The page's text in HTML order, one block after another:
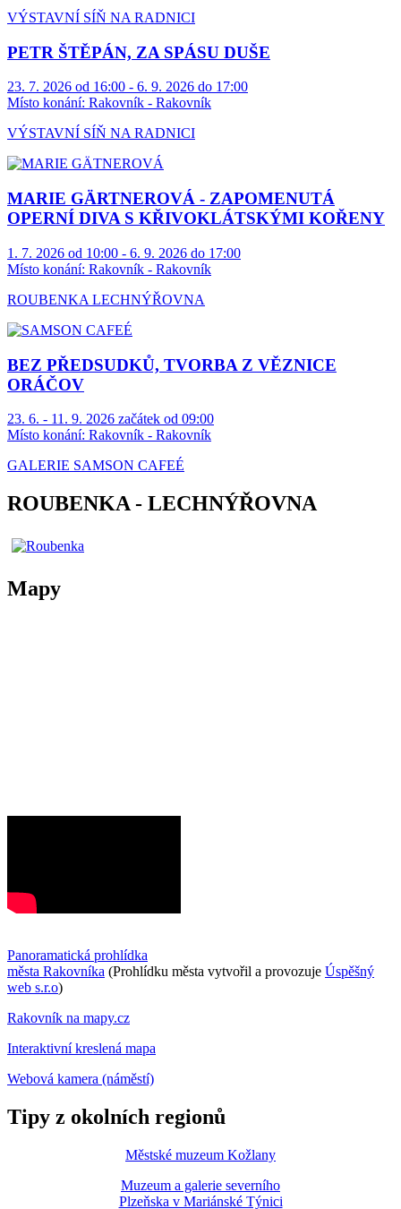
VÝSTAVNÍ SÍŇ NA RADNICI
PETR ŠTĚPÁN, ZA SPÁSU DUŠE
23. 7. 2026 od 16:00 - 6. 9. 2026 do 17:00
Místo konání: Rakovník - Rakovník
VÝSTAVNÍ SÍŇ NA RADNICI
MARIE GÄRTNEROVÁ - ZAPOMENUTÁ
OPERNÍ DIVA S KŘIVOKLÁTSKÝMI KOŘENY
1. 7. 2026 od 10:00 - 6. 9. 2026 do 17:00
Místo konání: Rakovník - Rakovník
ROUBENKA LECHNÝŘOVNA
BEZ PŘEDSUDKŮ, TVORBA Z VĚZNICE
ORÁČOV
23. 6. - 11. 9. 2026 začátek od 09:00
Místo konání: Rakovník - Rakovník
GALERIE SAMSON CAFEÉ
ROUBENKA - LECHNÝŘOVNA
Mapy
Panoramatická prohlídka
města Rakovníka (Prohlídku města vytvořil a provozuje Úspěšný
web s.r.o)
Rakovník na mapy.cz
Interaktivní kreslená mapa
Webová kamera (náměstí)
Tipy z okolních regionů
Městské muzeum Kožlany
Muzeum a galerie severního
Plzeňska v Mariánské Týnici